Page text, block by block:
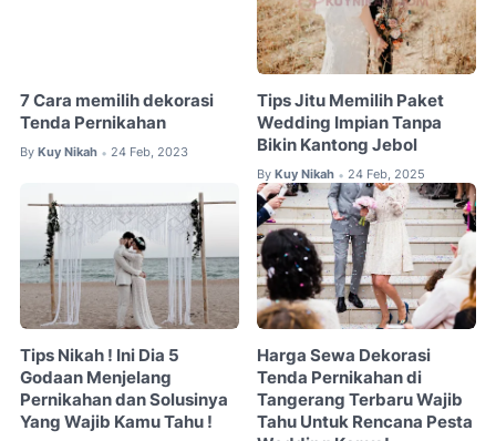
7 Cara memilih dekorasi
Tenda Pernikahan
By Kuy Nikah • 24 Feb, 2023
Tips Jitu Memilih Paket
Wedding Impian Tanpa
Bikin Kantong Jebol
By Kuy Nikah • 24 Feb, 2025
Tips Nikah ! Ini Dia 5
Godaan Menjelang
Pernikahan dan Solusinya
Yang Wajib Kamu Tahu !
Harga Sewa Dekorasi
Tenda Pernikahan di
Tangerang Terbaru Wajib
Tahu Untuk Rencana Pesta